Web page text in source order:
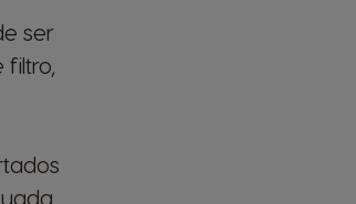
ser
filtro,